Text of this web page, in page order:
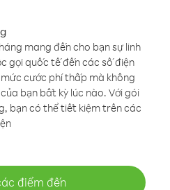
mang đến cho bạn sự linh
gọi quốc tế đến các số điện
cước phí thấp mà không
bạn bất kỳ lúc nào. Với gói
bạn có thể tiết kiệm trên các
điểm đến